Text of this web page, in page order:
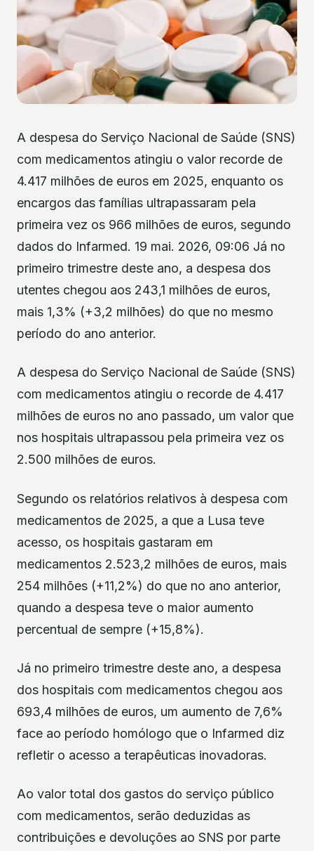
A despesa do Serviço Nacional de Saúde (SNS)
com medicamentos atingiu o valor recorde de
4.417 milhões de euros em 2025, enquanto os
encargos das famílias ultrapassaram pela
primeira vez os 966 milhões de euros, segundo
dados do Infarmed. 19 mai. 2026, 09:06 Já no
primeiro trimestre deste ano, a despesa dos
utentes chegou aos 243,1 milhões de euros,
mais 1,3% (+3,2 milhões) do que no mesmo
período do ano anterior.
A despesa do Serviço Nacional de Saúde (SNS)
com medicamentos atingiu o recorde de 4.417
milhões de euros no ano passado, um valor que
nos hospitais ultrapassou pela primeira vez os
2.500 milhões de euros.
Segundo os relatórios relativos à despesa com
medicamentos de 2025, a que a Lusa teve
acesso, os hospitais gastaram em
medicamentos 2.523,2 milhões de euros, mais
254 milhões (+11,2%) do que no ano anterior,
quando a despesa teve o maior aumento
percentual de sempre (+15,8%).
Já no primeiro trimestre deste ano, a despesa
dos hospitais com medicamentos chegou aos
693,4 milhões de euros, um aumento de 7,6%
face ao período homólogo que o Infarmed diz
refletir o acesso a terapêuticas inovadoras.
Ao valor total dos gastos do serviço público
com medicamentos, serão deduzidas as
contribuições e devoluções ao SNS por parte